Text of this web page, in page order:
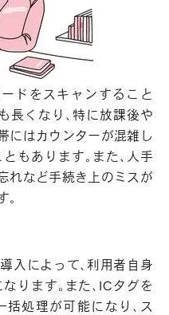
ドをスキャンすること
長くなり、特に放課後や
にはカウンターが混雑し
もあります。また、人手
れなど手続き上のミスが
入によって、利用者自身
ります。また、ICタグを
処理が可能になり、ス